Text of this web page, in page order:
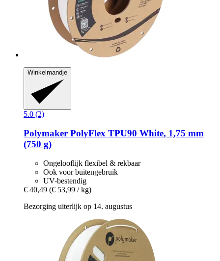
Winkelmandje
5.0 (2)
Polymaker PolyFlex TPU90 White, 1,75 mm
(750 g)
Ongelooflijk flexibel & rekbaar
Ook voor buitengebruik
UV-bestendig
€ 40,49 (€ 53,99 / kg)
Bezorging uiterlijk op 14. augustus